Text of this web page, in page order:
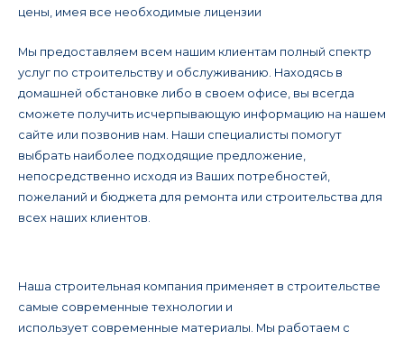
цены, имея все необходимые лицензии
Мы предоставляем всем нашим клиентам полный спектр
услуг по строительству и обслуживанию. Находясь в
домашней обстановке либо в своем офисе, вы всегда
сможете получить исчерпывающую информацию на нашем
сайте или позвонив нам. Наши специалисты помогут
выбрать наиболее подходящие предложение,
непосредственно исходя из Ваших потребностей,
пожеланий и бюджета для ремонта или строительства для
всех наших клиентов.
Наша строительная компания применяет в строительстве
самые современные технологии и
использует современные материалы. Мы работаем с